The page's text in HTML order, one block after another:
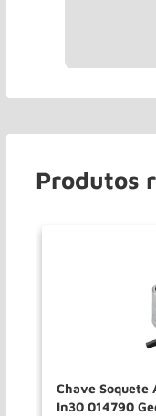
Produtos
Chave
In30 014790